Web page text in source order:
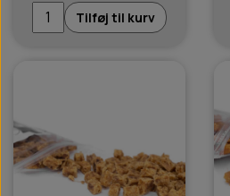
Tilføj til kurv